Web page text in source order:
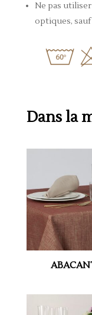
Ne pas
optiques,
Dans la